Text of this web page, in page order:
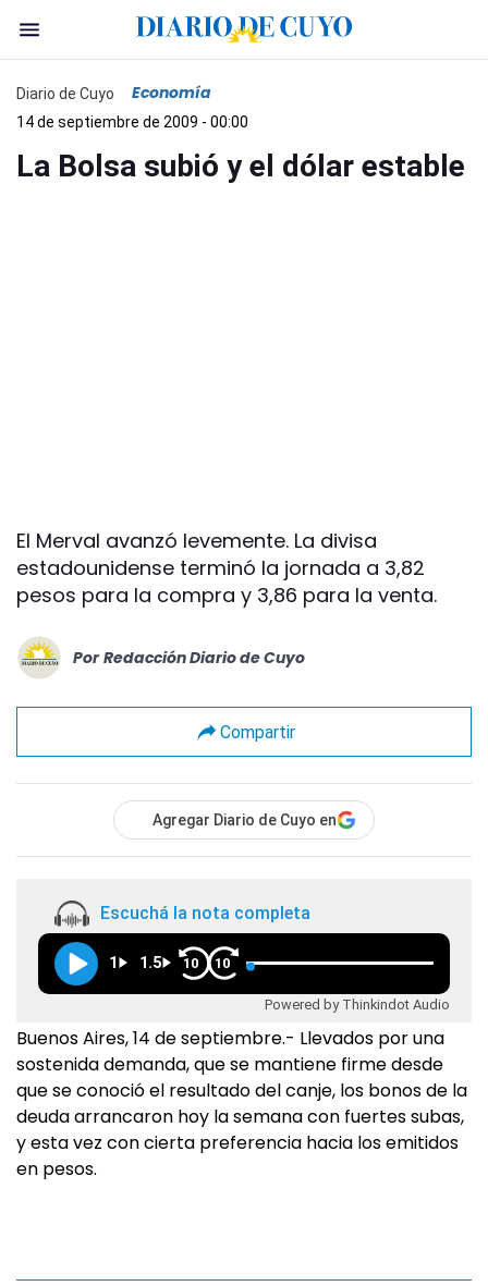
Diario de Cuyo Economía
14 de septiembre de 2009 - 00:00
La Bolsa subió y el dólar estable
El Merval avanzó levemente. La divisa
estadounidense terminó la jornada a 3,82
pesos para la compra y 3,86 para la venta.
Por Redacción Diario de Cuyo
Compartir
Agregar Diario de Cuyo en
Escuchá la nota completa
1 1.5 10 10
Powered by Thinkindot Audio
Buenos Aires, 14 de septiembre.- Llevados por una
sostenida demanda, que se mantiene firme desde
que se conoció el resultado del canje, los bonos de la
deuda arrancaron hoy la semana con fuertes subas,
y esta vez con cierta preferencia hacia los emitidos
en pesos.